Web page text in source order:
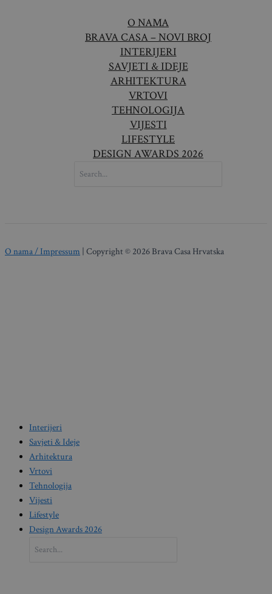
O NAMA
BRAVA CASA – NOVI BROJ
INTERIJERI
SAVJETI & IDEJE
ARHITEKTURA
VRTOVI
TEHNOLOGIJA
VIJESTI
LIFESTYLE
DESIGN AWARDS 2026
FOR:
O nama / Impressum | Copyright © 2026 Brava Casa Hrvatska
Interijeri
Savjeti & Ideje
Arhitektura
Vrtovi
Tehnologija
Vijesti
Lifestyle
Design Awards 2026
for: